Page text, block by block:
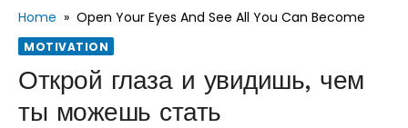
Home » Open Your Eyes And See All You Can Become
MOTIVATION
Открой глаза и увидишь, чем
ты можешь стать